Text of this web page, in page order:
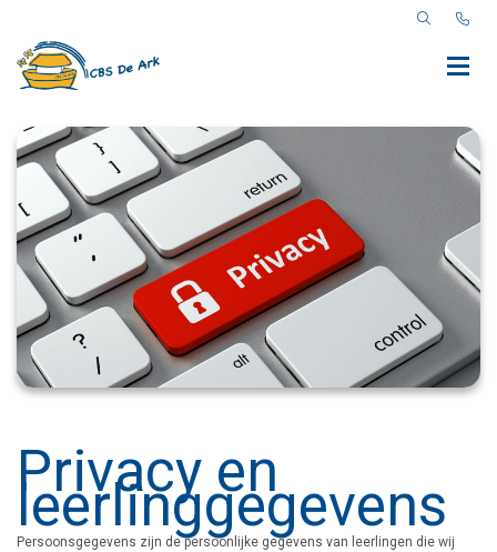
Privacy en
leerlinggegevens
Persoonsgegevens zijn de persoonlijke gegevens van leerlingen die wij